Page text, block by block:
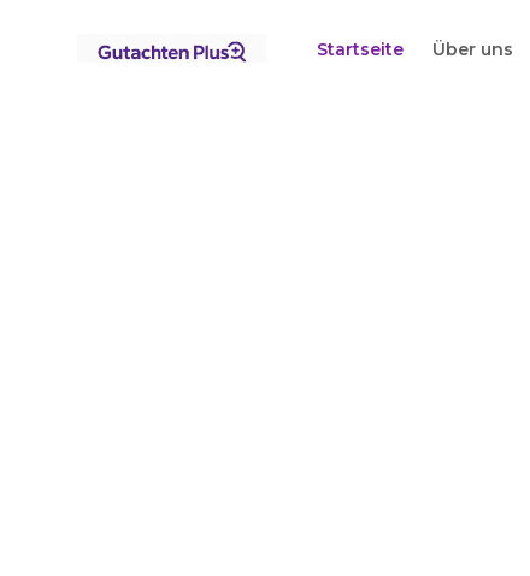
Startseite Über uns
StartseiteStandorte Brandenburg Biesenthal